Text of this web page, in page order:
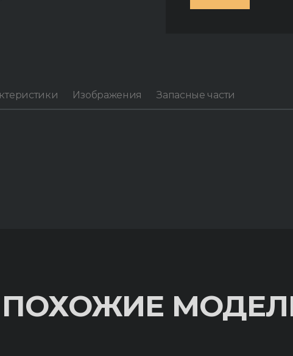
Изображения Запасные части
ПОХОЖИЕ